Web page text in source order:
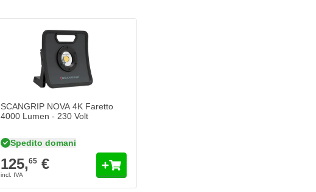
SCANGRIP NOVA 4K Faretto
4000 Lumen - 230 Volt
Spedito domani
125,65€